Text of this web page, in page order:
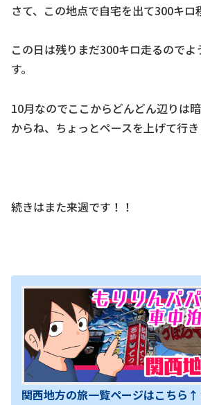
さて、この地点で自宅を出て300キロ
この日は残りまだ300キロ走るのでよ
す。
10月なのでここからどんどん辺りは
からね、ちょっとペースを上げて行き
続きはまた来週です！！
関西地方の旅一覧ページはこち